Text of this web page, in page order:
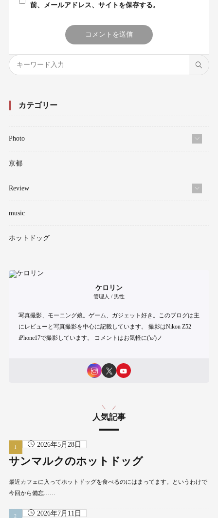
前、メールアドレス、サイトを保存する。
カテゴリー
Photo
京都
Review
music
ホットドッグ
ケロリン
管理人 / 男性
写真撮影、モーニング娘。ゲーム、ガジェット好き。このブログは主
にレビューと写真撮影を中心に記載しています。 撮影はNikon Z52
iPhone17で撮影しています。 コメントはお気軽に('ω')ノ
人気記事
2026年5月28日
サンマルクのホットドッグ
最近カフェに入ってホットドッグを食べるのにはまってます。というわけで
今回から備忘……
2026年7月11日